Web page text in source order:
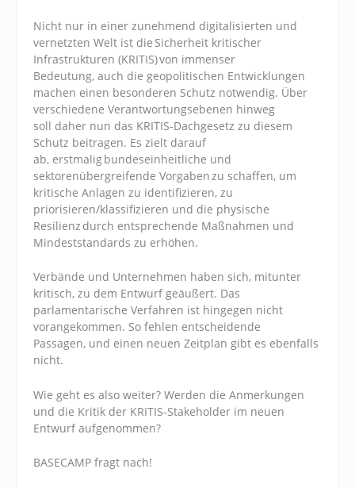
Nicht nur in einer zunehmend digitalisierten und
vernetzten Welt ist die Sicherheit kritischer
Infrastrukturen (KRITIS) von immenser
Bedeutung, auch die geopolitischen Entwicklungen
machen einen besonderen Schutz notwendig. Über
verschiedene Verantwortungsebenen hinweg
soll daher nun das KRITIS-Dachgesetz zu diesem
Schutz beitragen. Es zielt darauf
ab, erstmalig bundeseinheitliche und
sektorenübergreifende Vorgaben zu schaffen, um
kritische Anlagen zu identifizieren, zu
priorisieren/klassifizieren und die physische
Resilienz durch entsprechende Maßnahmen und
Mindeststandards zu erhöhen.
Verbände und Unternehmen haben sich, mitunter
kritisch, zu dem Entwurf geäußert. Das
parlamentarische Verfahren ist hingegen nicht
vorangekommen. So fehlen entscheidende
Passagen, und einen neuen Zeitplan gibt es ebenfalls
nicht.
Wie geht es also weiter? Werden die Anmerkungen
und die Kritik der KRITIS-Stakeholder im neuen
Entwurf aufgenommen?
BASECAMP fragt nach!